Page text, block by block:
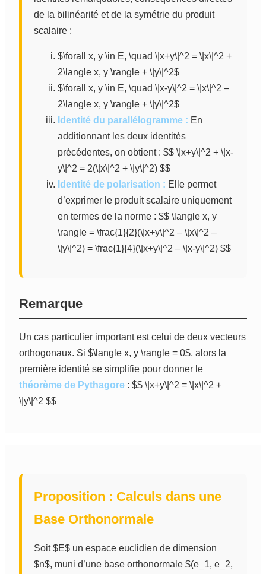
de la bilinéarité et de la symétrie du produit
scalaire :
$\forall x, y \in E, \quad \|x+y\|^2 = \|x\|^2 +
2\langle x, y \rangle + \|y\|^2$
$\forall x, y \in E, \quad \|x-y\|^2 = \|x\|^2 –
2\langle x, y \rangle + \|y\|^2$
Identité du parallélogramme : En
additionnant les deux identités
précédentes, on obtient : $$ \|x+y\|^2 + \|x-
y\|^2 = 2(\|x\|^2 + \|y\|^2) $$
Identité de polarisation : Elle permet
d’exprimer le produit scalaire uniquement
en termes de la norme : $$ \langle x, y
\rangle = \frac{1}{2}(\|x+y\|^2 – \|x\|^2 –
\|y\|^2) = \frac{1}{4}(\|x+y\|^2 – \|x-y\|^2) $$
Remarque
Un cas particulier important est celui de deux vecteurs
orthogonaux. Si $\langle x, y \rangle = 0$, alors la
première identité se simplifie pour donner le
théorème de Pythagore : $$ \|x+y\|^2 = \|x\|^2 +
\|y\|^2 $$
Proposition : Calculs dans une
Base Orthonormale
Soit $E$ un espace euclidien de dimension
$n$, muni d’une base orthonormale $(e_1, e_2,